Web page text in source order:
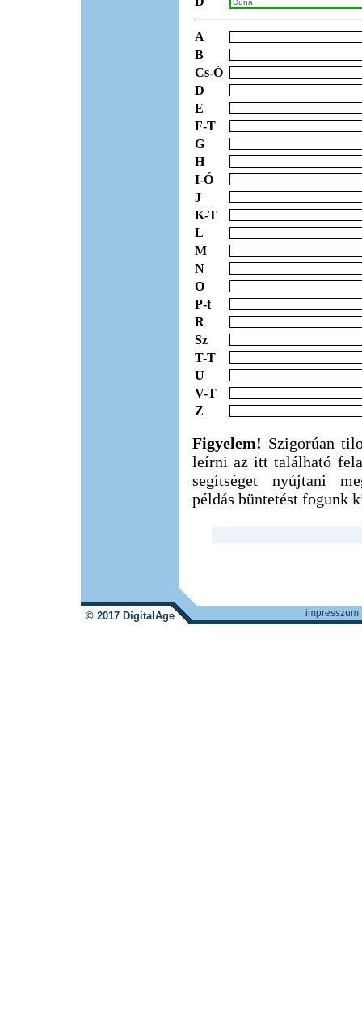
A
B
Cs-Ó
D
E
F-T
G
H
I-Ó
J
K-T
L
M
N
O
P-t
R
Sz
T-T
U
V-T
Z
Figyelem! Szigorúan
leírni az itt található
segítséget nyújtani
példás büntetést fogunk
© 2017 DigitalAge impresszum